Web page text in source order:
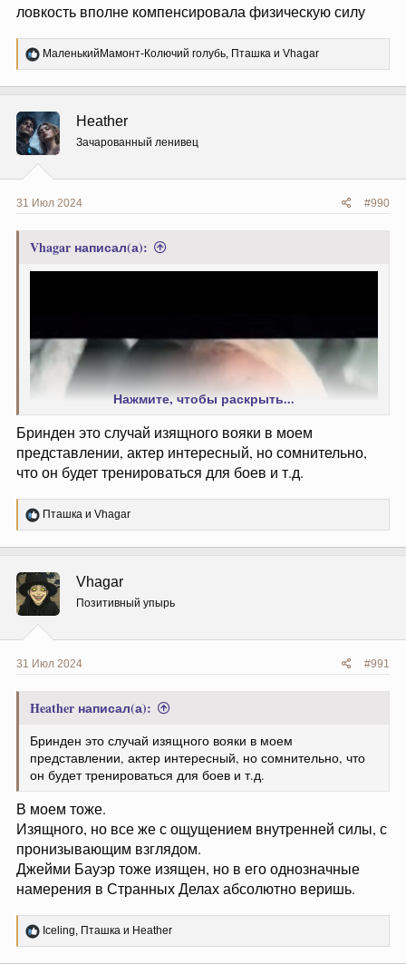
ловкость вполне компенсировала физическую силу
Р
е
ц
и
и
:
МаленькийМамонт-Колючий голубь, Пташка и Vhagar
Heather
Зачарованный ленивец
31 Июл 2024 #990
Vhagar написал(а):
Слишком изящен… Или недостаточно брутален.
Нажмите, чтобы раскрыть...
Бринден это случай изящного вояки в моем
представлении, актер интересный, но сомнительно,
что он будет тренироваться для боев и т.д.
Р
е
ц
и
и
:
Пташка и Vhagar
Vhagar
Позитивный упырь
31 Июл 2024 #991
Heather написал(а):
Бринден это случай изящного вояки в моем
представлении, актер интересный, но сомнительно, что
он будет тренироваться для боев и т.д.
В моем тоже.
Изящного, но все же с ощущением внутренней силы, с
пронизывающим взглядом.
Джейми Бауэр тоже изящен, но в его однозначные
намерения в Странных Делах абсолютно веришь.
Р
е
Iceling, Пташка и Heather